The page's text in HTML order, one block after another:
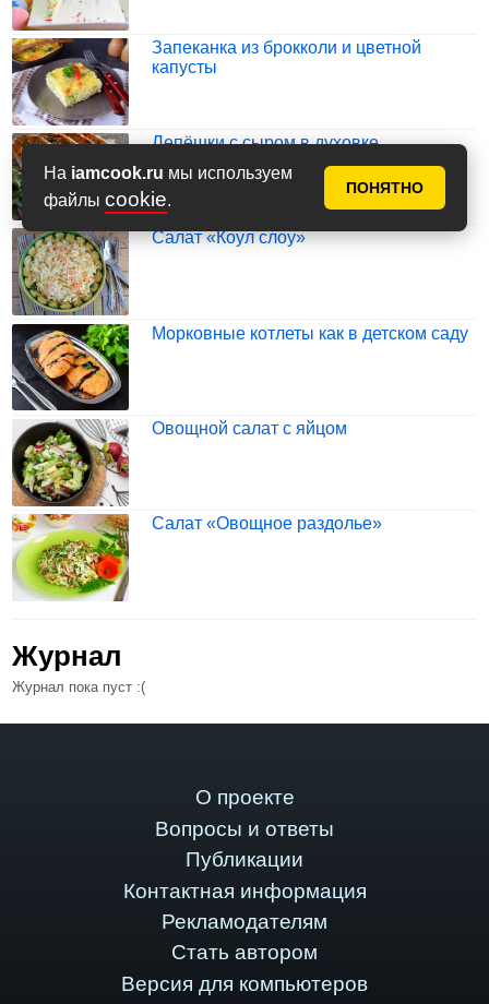
На iamcook.ru мы используем
файлы cookie.
ПОНЯТНО
Запеканка из брокколи и цветной
капусты
Лепёшки с сыром в духовке
Салат «Коул слоу»
Морковные котлеты как в детском саду
Овощной салат с яйцом
Салат «Овощное раздолье»
Журнал
Журнал пока пуст :(
О проекте
Вопросы и ответы
Публикации
Контактная информация
Рекламодателям
Стать автором
Версия для компьютеров